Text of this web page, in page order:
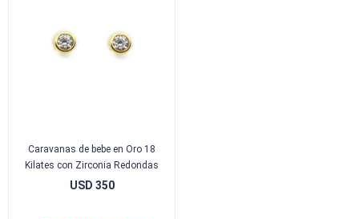
Caravanas de bebe en Oro 18
Kilates con Zirconia Redondas
USD 350